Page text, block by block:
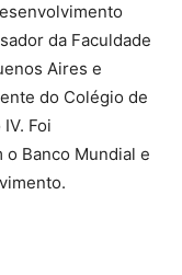
da Faculdade
Aires e
do Colégio de
Foi
Banco Mundial e